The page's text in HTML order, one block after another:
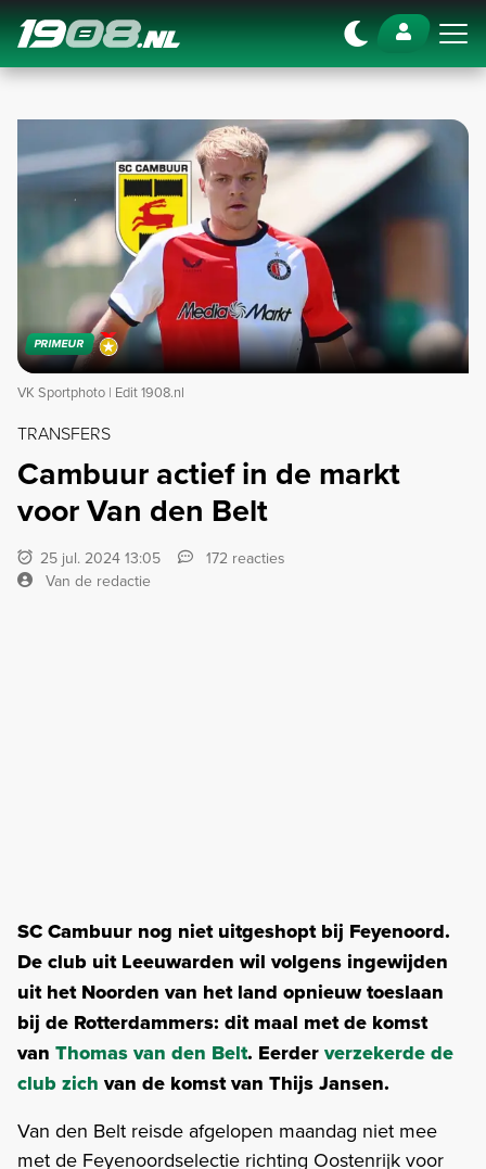
Navigation
PRIMEUR
VK Sportphoto | Edit 1908.nl
TRANSFERS
Cambuur actief in de markt
voor Van den Belt
25 jul. 2024 13:05
172 reacties
Van de redactie
SC Cambuur nog niet uitgeshopt bij Feyenoord.
De club uit Leeuwarden wil volgens ingewijden
uit het Noorden van het land opnieuw toeslaan
bij de Rotterdammers: dit maal met de komst
van Thomas van den Belt. Eerderverzekerde de
club zich van de komst van Thijs Jansen.
Van den Belt reisde afgelopen maandag niet mee
met de Feyenoordselectie richting Oostenrijk voor